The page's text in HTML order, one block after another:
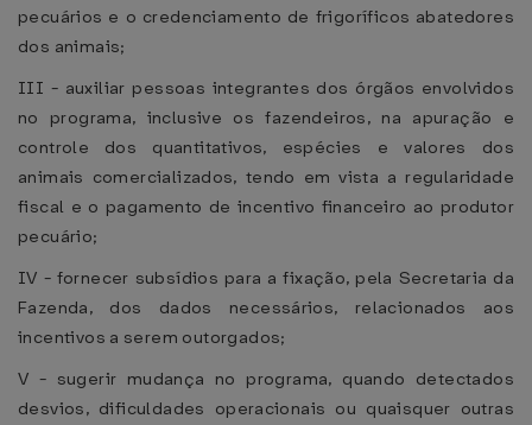
pecuários e o credenciamento de frigoríficos abatedores
dos animais;
III - auxiliar pessoas integrantes dos órgãos envolvidos
no programa, inclusive os fazendeiros, na apuração e
controle dos quantitativos, espécies e valores dos
animais comercializados, tendo em vista a regularidade
fiscal e o pagamento de incentivo financeiro ao produtor
pecuário;
IV - fornecer subsídios para a fixação, pela Secretaria da
Fazenda, dos dados necessários, relacionados aos
incentivos a serem outorgados;
V - sugerir mudança no programa, quando detectados
desvios, dificuldades operacionais ou quaisquer outras